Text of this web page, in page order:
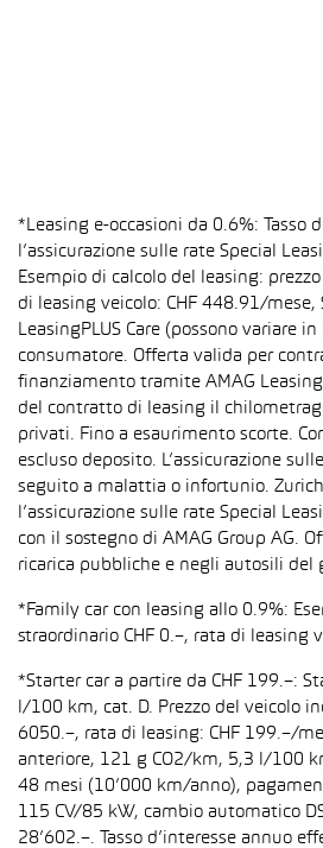
*Leasing e-occasioni da 0.6%: Tasso
l’assicurazione sulle rate Special
Esempio di calcolo del leasing:
di leasing veicolo: CHF 448.91/mese,
LeasingPLUS Care (possono variare
consumatore. Offerta valida per
finanziamento tramite AMAG
del contratto di leasing il
privati. Fino a esaurimento scorte.
escluso deposito. L’assicurazione
seguito a malattia o infortunio. Zurich
l’assicurazione sulle rate Special
con il sostegno di AMAG Group AG.
ricarica pubbliche e negli autosili del
*Family car con leasing allo 0.9%:
straordinario CHF 0.–, rata di leasing
*Starter car a partire da CHF 199.–:
l/100 km, cat. D. Prezzo del veicolo
6050.–, rata di leasing: CHF 199.–/
anteriore, 121 g CO2/km, 5,3 l/100
48 mesi (10’000 km/anno),
115 CV/85 kW, cambio automatico
28’602.–. Tasso d’interesse annuo